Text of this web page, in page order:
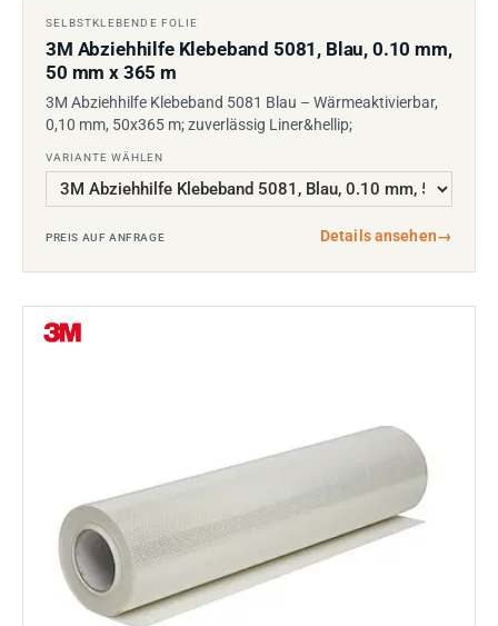
SELBSTKLEBENDE FOLIE
3M Abziehhilfe Klebeband 5081, Blau, 0.10 mm,
50 mm x 365 m
3M Abziehhilfe Klebeband 5081 Blau – Wärmeaktivierbar,
0,10 mm, 50x365 m; zuverlässig Liner&hellip;
VARIANTE WÄHLEN
PREIS AUF ANFRAGE Details ansehen→